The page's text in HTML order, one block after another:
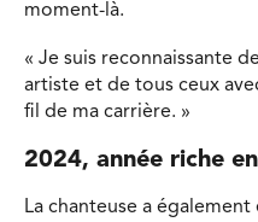
moment-là.
« Je suis reconnaissante
artiste et de tous ceux
fil de ma carrière. »
2024, année riche
La chanteuse a